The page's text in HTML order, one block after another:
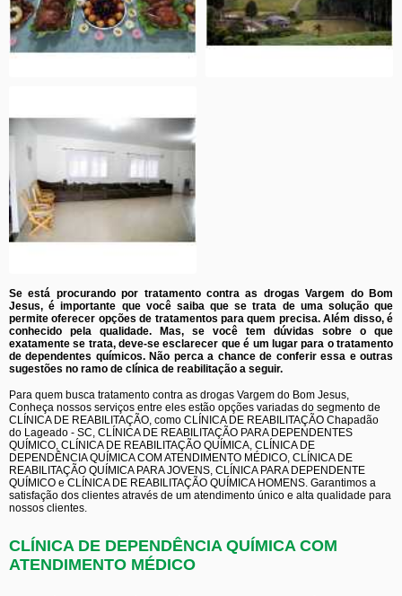
Se está procurando por tratamento contra as drogas Vargem do Bom
Jesus, é importante que você saiba que se trata de uma solução que
permite oferecer opções de tratamentos para quem precisa. Além disso, é
conhecido pela qualidade. Mas, se você tem dúvidas sobre o que
exatamente se trata, deve-se esclarecer que é um lugar para o tratamento
de dependentes químicos. Não perca a chance de conferir essa e outras
sugestões no ramo de clínica de reabilitação a seguir.
Para quem busca tratamento contra as drogas Vargem do Bom Jesus,
Conheça nossos serviços entre eles estão opções variadas do segmento de
CLÍNICA DE REABILITAÇÃO, como CLÍNICA DE REABILITAÇÃO Chapadão
do Lageado - SC, CLÍNICA DE REABILITAÇÃO PARA DEPENDENTES
QUÍMICO, CLÍNICA DE REABILITAÇÃO QUÍMICA, CLÍNICA DE
DEPENDÊNCIA QUÍMICA COM ATENDIMENTO MÉDICO, CLÍNICA DE
REABILITAÇÃO QUÍMICA PARA JOVENS, CLÍNICA PARA DEPENDENTE
QUÍMICO e CLÍNICA DE REABILITAÇÃO QUÍMICA HOMENS. Garantimos a
satisfação dos clientes através de um atendimento único e alta qualidade para
nossos clientes.
CLÍNICA DE DEPENDÊNCIA QUÍMICA COM
ATENDIMENTO MÉDICO